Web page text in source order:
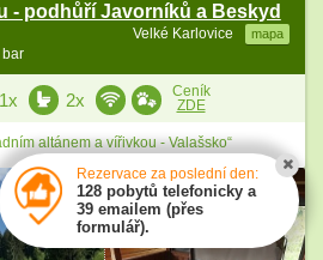
- podhůří Javorníků a Beskyd
Velké Karlovice mapa
bar
1x 2x
Ceník
ZDE
altánem a vířivkou - Valašsko“
Rezervace za poslední den:
128 pobytů telefonicky a
39 emailem (přes
formulář).